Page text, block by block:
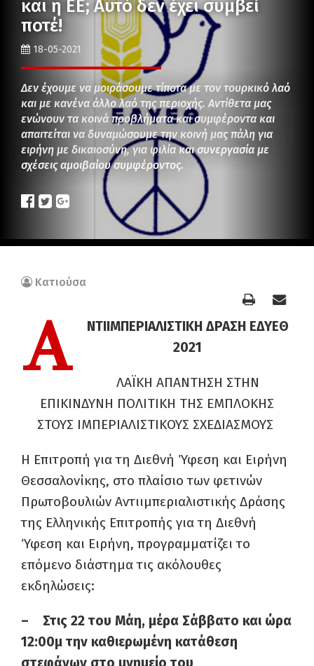
και η ΕΕ; Αυτό δεν έχει συμβεί
ποτέ!
18-05-2021
Δεν έχουμε να μοιράσουμε τίποτα με τον τουρκικό λαό
και με κανένα άλλο λαό της περιοχής. Αντίθετα μας
ενώνουν τα κοινά προβλήματα και συμφέροντα και
απαιτείται να δυναμώσουμε την κοινή μας πάλη για
ειρήνη με δικαιοσύνη, για φιλία και συνεργασία με
σχέσεις αμοιβαίου συμφέροντος.
Κατιούσα
Α
ΝΤΙΙΜΠΕΡΙΑΛΙΣΤΙΚΗ ΔΡΑΣΗ ΕΔΥΕΘ
2021
ΛΑΪΚΗ ΑΠΑΝΤΗΣΗ ΣΤΗΝ
ΕΠΙΚΙΝΔΥΝΗ ΠΟΛΙΤΙΚΗ ΤΗΣ ΕΜΠΛΟΚΗΣ
ΣΤΟΥΣ ΙΜΠΕΡΙΑΛΙΣΤΙΚΟΥΣ ΣΧΕΔΙΑΣΜΟΥΣ
Η Επιτροπή για τη Διεθνή Ύφεση και Ειρήνη
Θεσσαλονίκης, στο πλαίσιο των φετινών
Πρωτοβουλιών Αντιιμπεριαλιστικής Δράσης
της Ελληνικής Επιτροπής για τη Διεθνή
Ύφεση και Ειρήνη, προγραμματίζει το
επόμενο διάστημα τις ακόλουθες
εκδηλώσεις:
– Στις 22 του Μάη, μέρα Σάββατο και ώρα
12:00μ την καθιερωμένη κατάθεση